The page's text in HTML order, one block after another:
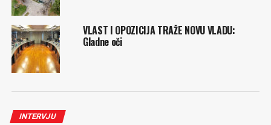
VLAST I OPOZICIJA TRAŽE NOVU VLADU:
Gladne oči
INTERVJU